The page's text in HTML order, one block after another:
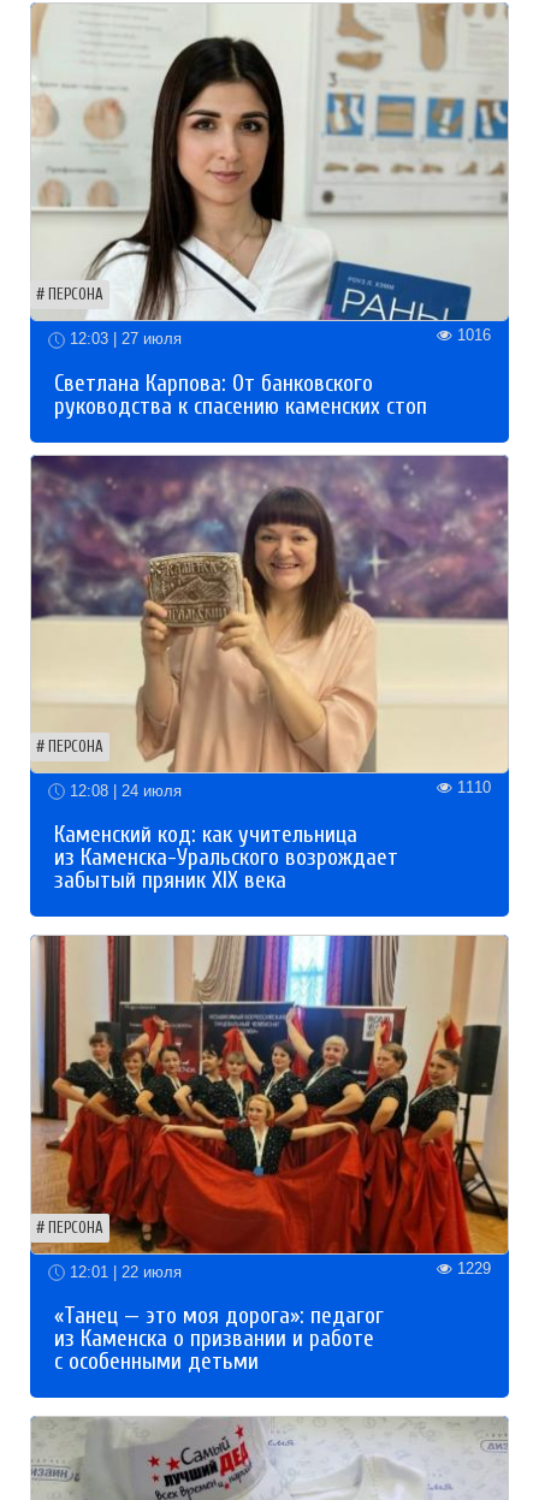
ПЕРСОНА
12:03 | 27 июля 1016
Светлана Карпова: От банковского
руководства к спасению каменских стоп
ПЕРСОНА
12:08 | 24 июля 1110
Каменский код: как учительница
из Каменска-Уральского возрождает
забытый пряник XIX века
ПЕРСОНА
12:01 | 22 июля 1229
«Танец — это моя дорога»: педагог
из Каменска о призвании и работе
с особенными детьми